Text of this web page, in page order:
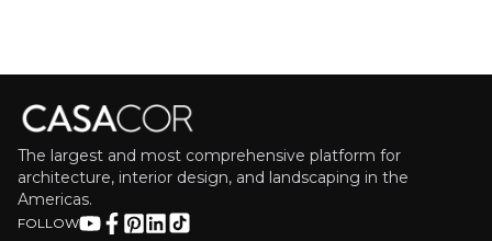
The largest and most comprehensive platform for
architecture, interior design, and landscaping in the
Americas.
FOLLOW